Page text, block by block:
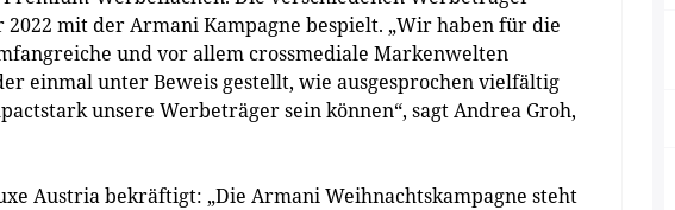
mit der Armani Kampagne bespielt. „Wir haben für die
und vor allem crossmediale Markenwelten
einmal unter Beweis gestellt, wie ausgesprochen vielfältig
unsere Werbeträger sein können“, sagt Andrea Groh,
Austria bekräftigt: „Die Armani Weihnachtskampagne steht